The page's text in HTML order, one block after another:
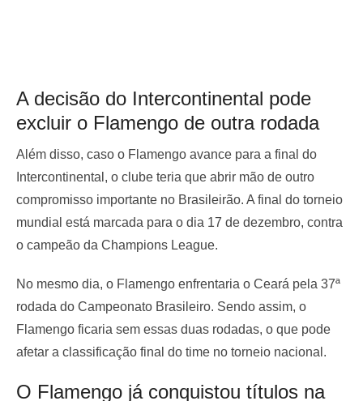
A decisão do Intercontinental pode
excluir o Flamengo de outra rodada
Além disso, caso o Flamengo avance para a final do
Intercontinental, o clube teria que abrir mão de outro
compromisso importante no Brasileirão. A final do torneio
mundial está marcada para o dia 17 de dezembro, contra
o campeão da Champions League.
No mesmo dia, o Flamengo enfrentaria o Ceará pela 37ª
rodada do Campeonato Brasileiro. Sendo assim, o
Flamengo ficaria sem essas duas rodadas, o que pode
afetar a classificação final do time no torneio nacional.
O Flamengo já conquistou títulos na